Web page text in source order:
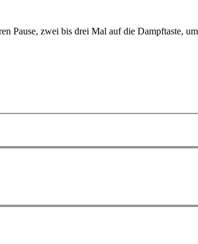
Pause, zwei bis drei Mal auf die Dampftaste,